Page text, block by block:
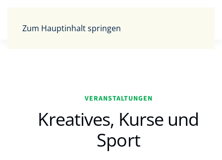
Zum Hauptinhalt springen
VERANSTALTUNGEN
Kreatives, Kurse und
Sport